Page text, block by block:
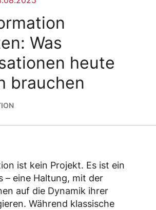
Was
heute
brauchen
ist kein Projekt. Es ist ein
– eine Haltung, mit der
auf die Dynamik ihrer
Während klassische